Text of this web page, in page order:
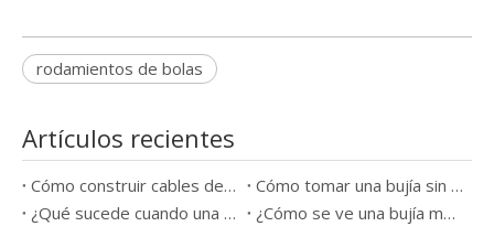
rodamientos de bolas
Artículos recientes
Cómo construir cables de bujía
Cómo tomar una bujía sin una herramienta
¿Qué sucede cuando una bujía sale mal?
¿Cómo se ve una bujía mala?